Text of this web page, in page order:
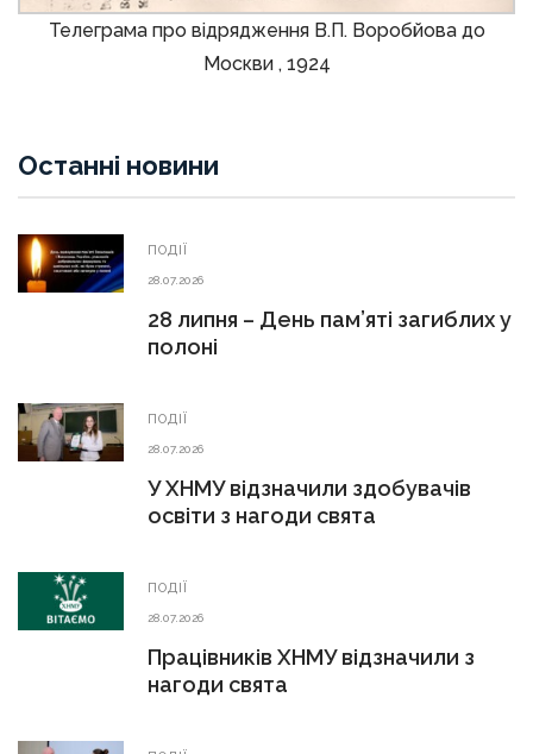
Телеграма про відрядження В.П. Воробйова до
Москви , 1924
Останні новини
ПОДІЇ
28.07.2026
28 липня – День пам’яті загиблих у
полоні
ПОДІЇ
28.07.2026
У ХНМУ відзначили здобувачів
освіти з нагоди свята
ПОДІЇ
28.07.2026
Працівників ХНМУ відзначили з
нагоди свята